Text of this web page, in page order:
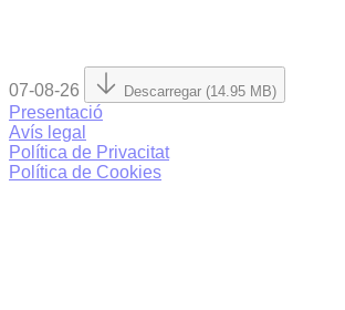
07-08-26 Descarregar (14.95 MB)
Presentació
Avís legal
Política de Privacitat
Política de Cookies